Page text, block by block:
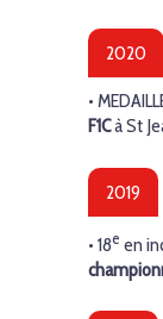
2020
•
F1Cà St
2019
• 18e en